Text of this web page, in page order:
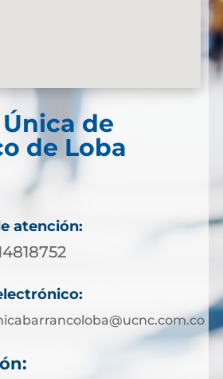
de
de Loba
atención: